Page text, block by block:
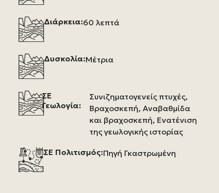
Διάρκεια:60 λεπτά
Δυσκολία:Μέτρια
ΣΕ
Γεωλογία:
Συνιζηματογενείς πτυχές,
Βραχοσκεπή, Αναβαθμίδα
και βραχοσκεπή, Ενατένιση
της γεωλογικής ιστορίας
ΣΕ Πολιτισμός:Πηγή Γκαστρωμένη